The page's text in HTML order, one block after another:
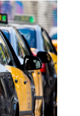
6439486/